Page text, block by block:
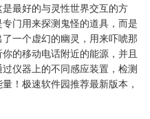
最好的与灵性世界交互的方
门用来探测鬼怪的道具，而是
一个虚幻的幽灵，用来吓唬那
的移动电话附近的能源，并且
仪器上的不同感应装置，检测
！极速软件园推荐最新版本，